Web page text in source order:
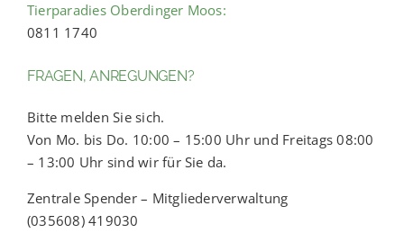
Tierparadies Oberdinger Moos:
0811 1740
FRAGEN, ANREGUNGEN?
Bitte melden Sie sich.
Von Mo. bis Do. 10:00 – 15:00 Uhr und Freitags 08:00
– 13:00 Uhr sind wir für Sie da.
Zentrale Spender – Mitgliederverwaltung
(035608) 419030